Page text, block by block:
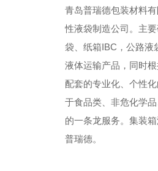
青岛普瑞德包装材料
性液袋制造公司。主
袋、纸箱IBC，公路液
液体运输产品，同时
配套的专业化、个性
于食品类、非危化学
的一条龙服务。集装
普瑞德。